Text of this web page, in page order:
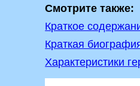
Смотрите также:
Краткое
Краткая
Характеристики